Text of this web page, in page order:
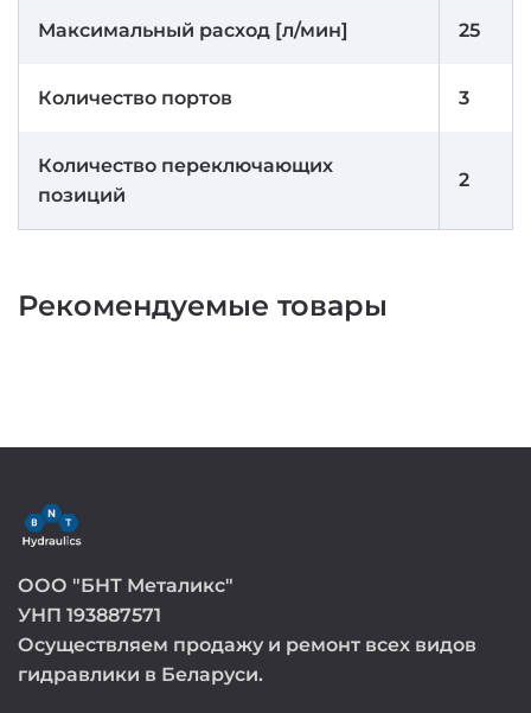
Максимальный расход [л/мин] 25
Количество портов 3
Количество переключающих
позиций
2
Рекомендуемые товары
ООО "БНТ Металикс"
УНП 193887571
Осуществляем продажу и ремонт всех видов
гидравлики в Беларуси.